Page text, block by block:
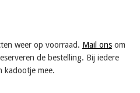
weer op voorraad. Mail ons om
de bestelling. Bij iedere
kadootje mee.